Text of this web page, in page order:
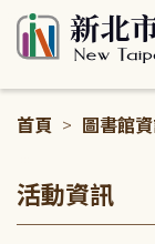
首頁 > 圖書館
活動資訊